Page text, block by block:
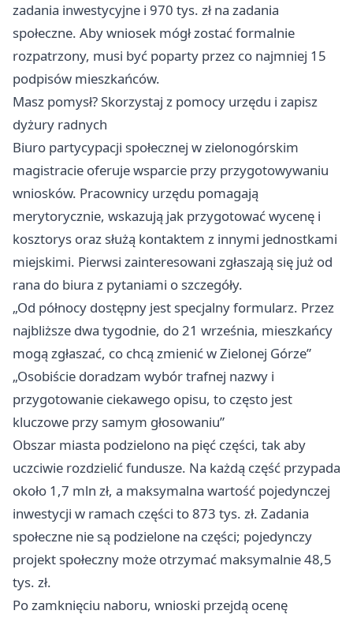
zadania inwestycyjne i 970 tys. zł na zadania
społeczne. Aby wniosek mógł zostać formalnie
rozpatrzony, musi być poparty przez co najmniej 15
podpisów mieszkańców.
Masz pomysł? Skorzystaj z pomocy urzędu i zapisz
dyżury radnych
Biuro partycypacji społecznej w zielonogórskim
magistracie oferuje wsparcie przy przygotowywaniu
wniosków. Pracownicy urzędu pomagają
merytorycznie, wskazują jak przygotować wycenę i
kosztorys oraz służą kontaktem z innymi jednostkami
miejskimi. Pierwsi zainteresowani zgłaszają się już od
rana do biura z pytaniami o szczegóły.
„Od północy dostępny jest specjalny formularz. Przez
najbliższe dwa tygodnie, do 21 września, mieszkańcy
mogą zgłaszać, co chcą zmienić w Zielonej Górze”
„Osobiście doradzam wybór trafnej nazwy i
przygotowanie ciekawego opisu, to często jest
kluczowe przy samym głosowaniu”
Obszar miasta podzielono na pięć części, tak aby
uczciwie rozdzielić fundusze. Na każdą część przypada
około 1,7 mln zł, a maksymalna wartość pojedynczej
inwestycji w ramach części to 873 tys. zł. Zadania
społeczne nie są podzielone na części; pojedynczy
projekt społeczny może otrzymać maksymalnie 48,5
tys. zł.
Po zamknięciu naboru, wnioski przejdą ocenę